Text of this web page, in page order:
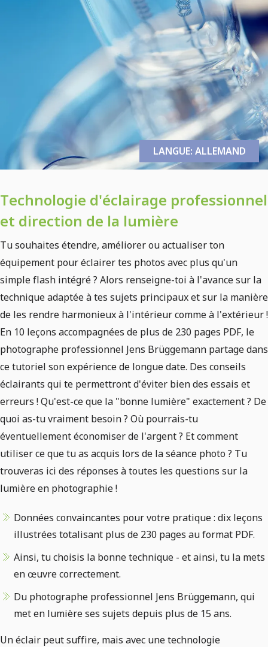
LANGUE: ALLEMAND
Technologie d'éclairage professionnel
et direction de la lumière
Tu souhaites étendre, améliorer ou actualiser ton
équipement pour éclairer tes photos avec plus qu'un
simple flash intégré ? Alors renseigne-toi à l'avance sur la
technique adaptée à tes sujets principaux et sur la manière
de les rendre harmonieux à l'intérieur comme à l'extérieur !
En 10 leçons accompagnées de plus de 230 pages PDF, le
photographe professionnel Jens Brüggemann partage dans
ce tutoriel son expérience de longue date. Des conseils
éclairants qui te permettront d'éviter bien des essais et
erreurs ! Qu'est-ce que la "bonne lumière" exactement ? De
quoi as-tu vraiment besoin ? Où pourrais-tu
éventuellement économiser de l'argent ? Et comment
utiliser ce que tu as acquis lors de la séance photo ? Tu
trouveras ici des réponses à toutes les questions sur la
lumière en photographie !
Données convaincantes pour votre pratique : dix leçons
illustrées totalisant plus de 230 pages au format PDF.
Ainsi, tu choisis la bonne technique - et ainsi, tu la mets
en œuvre correctement.
Du photographe professionnel Jens Brüggemann, qui
met en lumière ses sujets depuis plus de 15 ans.
Un éclair peut suffire, mais avec une technologie